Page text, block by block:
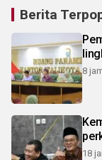
Berita
8
18